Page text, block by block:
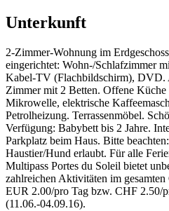
Unterkunft
2-Zimmer-Wohnung im
eingerichtet: Wohn-/Schlafzimmer
Kabel-TV (Flachbildschirm), DVD.
Zimmer mit 2 Betten. Offene
Mikrowelle, elektrische
Petrolheizung. Terrassenmöbel.
Verfügung: Babybett bis 2 Jahre.
Parkplatz beim Haus. Bitte
Haustier/Hund erlaubt. Für alle
Multipass Portes du Soleil bietet
zahlreichen Aktivitäten im
EUR 2.00/pro Tag bzw. CHF 2.50/
(11.06.-04.09.16).